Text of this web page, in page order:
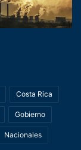
Costa Rica
Gobierno
Nacionales